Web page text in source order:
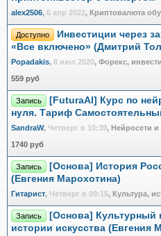
alex2506, 6 апр 2022, Криптовалюта
Доступно
Инвестиции через
«Все включено» (Дмитрий
Popadakis, 8 июл 2020, Форекс,
559 руб
Запись
[FuturaAI] Курс по
нуля. Тариф
SandraW, Четверг в 10:39, Нейросети и
1740 руб
Запись
[Основа] История
(Евгения Марохотина)
Гитарист, Четверг в 09:15, Культура,
Запись
[Основа] Культурный
истории искусства (Евгения